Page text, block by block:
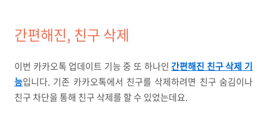
간편해진, 친구 삭제
이번 카카오톡 업데이트 기능 중 또 하나인 간편해진 친구 삭제 기
능입니다. 기존 카카오톡에서 친구를 삭제하려면 친구 숨김이나
친구 차단을 통해 친구 삭제를 할 수 있었는데요.